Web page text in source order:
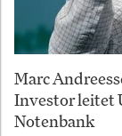
Marc
Investor leitet
Notenbank